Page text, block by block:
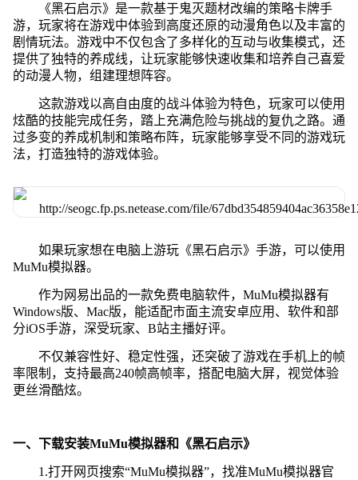
《黑石启示》是一款基于鬼灭题材改编的策略卡牌手
游，玩家将在游戏中体验到高度还原的动漫角色以及丰富的
剧情玩法。游戏中不仅包含了多样化的互动与收集模式，还
提供了独特的养成线，让玩家能够快速收集和培养自己喜爱
的动漫人物，组建理想阵容。
这款游戏以高自由度的战斗体验为特色，玩家可以使用
炫酷的技能完成任务，踏上充满危险与挑战的复仇之路。通
过多变的养成机制和策略布阵，玩家能够享受不同的游戏玩
法，打造独特的游戏体验。
如果玩家想在电脑上游玩《黑石启示》手游，可以使用
MuMu模拟器。
作为网易出品的一款免费电脑软件，MuMu模拟器有
Windows版、Mac版，能适配市面主流安卓应用、软件和部
分iOS手游，深受玩家、B站主播好评。
不仅兼容性好、稳定性强，还突破了游戏在手机上的帧
率限制，支持最高240帧高帧率，搭配电脑大屏，视觉体验
更丝滑酷炫。
一、下载安装MuMu模拟器和《黑石启示》
1.打开网页搜索“MuMu模拟器”，找准MuMu模拟器官